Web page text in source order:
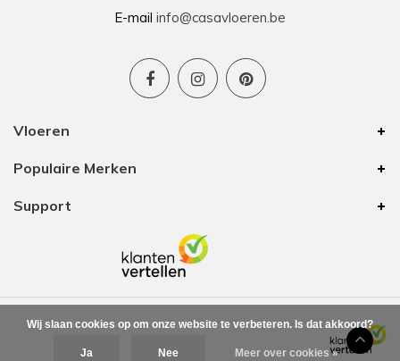
E-mail info@casavloeren.be
Vloeren
Populaire Merken
Support
Wij slaan cookies op om onze website te verbeteren. Is dat akkoord?
Ja Nee Meer over cookies »